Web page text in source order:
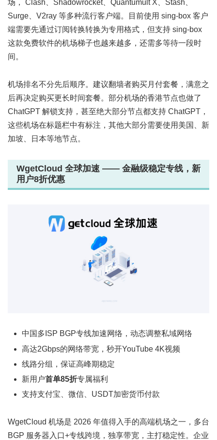
场， Clash、Shadowrocket、Quantumult X、Stash、
Surge、V2ray 等多种流行客户端。目前使用 sing-box 客户
端需要先通过订阅转换转换为专用格式，但支持 sing-box
这款免费软件的机场梯子也越来越多，还需多等待一段时
间。
机场排名不分先后顺序。建议翻墙者购买月付套餐，满意之
后再决定购买更长时间套餐。部分机场的香港节点也做了
ChatGPT 解锁支持，甚至绝大部分节点都支持 ChatGPT，
这些机场在标题栏中有标注，其他大部分需要使用美国、新
加坡、日本等地节点。
WgetCloud 全球加速 —— 金融级稳定专线，新
用户8折优惠
中国多ISP BGP专线加速网络，动态调整私域网络
高达2Gbps的网络带宽，秒开YouTube 4K视频
线路分组，保证高峰期稳定
新用户首单85折专属福利
支持支付宝、微信、USDT加密货币付款
WgetCloud 机场是 2026 年值得入手的高端机场之一，多台
BGP 服务器入口+专线跨境，独享带宽，主打稳定性。企业